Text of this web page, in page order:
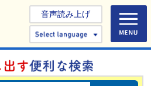
音声読み上げ
Select